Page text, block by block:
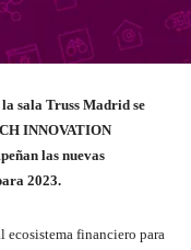
sala Truss Madrid se
INNOVATION
las nuevas
2023.
ecosistema financiero para